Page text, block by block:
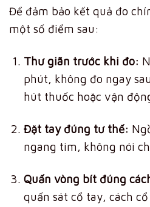
Để đảm bảo kết quả đo
một số điểm sau:
Thư giãn trước khi đo:
phút, không đo ngay
hút thuốc hoặc vận
Đặt tay đúng tư thế:
ngang tim, không nói
Quấn vòng bít đúng
quấn sát cổ tay, cách